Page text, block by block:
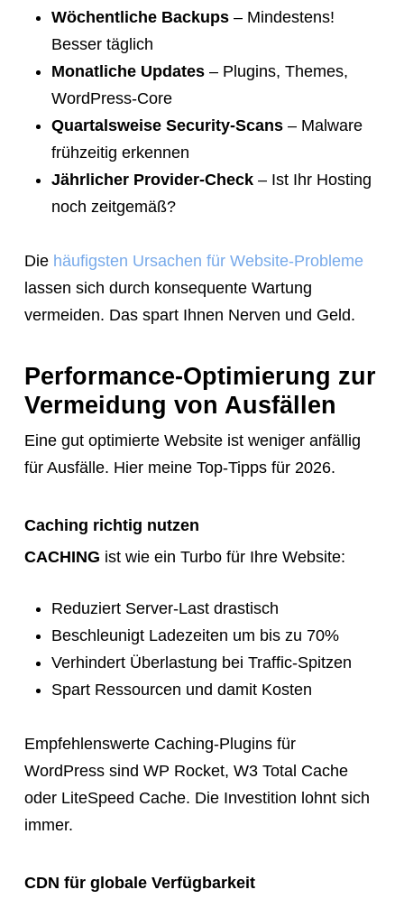
Wöchentliche Backups– Mindestens!
Besser täglich
Monatliche Updates– Plugins, Themes,
WordPress-Core
Quartalsweise Security-Scans– Malware
frühzeitig erkennen
Jährlicher Provider-Check– Ist Ihr Hosting
noch zeitgemäß?
Die häufigsten Ursachen für Website-Probleme
lassen sich durch konsequente Wartung
vermeiden. Das spart Ihnen Nerven und Geld.
Performance-Optimierung zur
Vermeidung von Ausfällen
Eine gut optimierte Website ist weniger anfällig
für Ausfälle. Hier meine Top-Tipps für 2026.
Caching richtig nutzen
CACHING ist wie ein Turbo für Ihre Website:
Reduziert Server-Last drastisch
Beschleunigt Ladezeiten um bis zu 70%
Verhindert Überlastung bei Traffic-Spitzen
Spart Ressourcen und damit Kosten
Empfehlenswerte Caching-Plugins für
WordPress sind WP Rocket, W3 Total Cache
oder LiteSpeed Cache. Die Investition lohnt sich
immer.
CDN für globale Verfügbarkeit